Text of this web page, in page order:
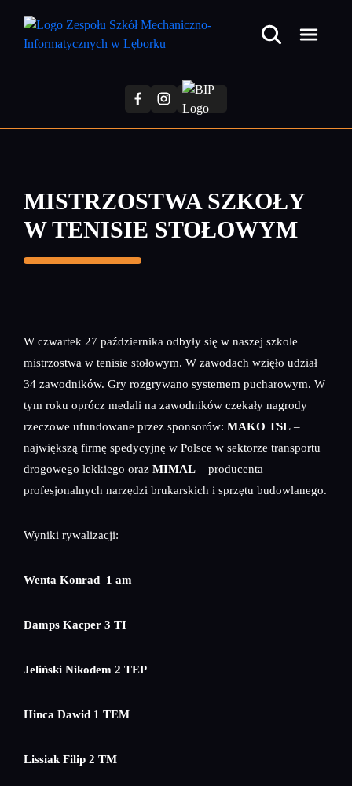
treści
MISTRZOSTWA SZKOŁY
W TENISIE STOŁOWYM
W czwartek 27 października odbyły się w naszej szkole
mistrzostwa w tenisie stołowym. W zawodach wzięło udział
34 zawodników. Gry rozgrywano systemem pucharowym. W
tym roku oprócz medali na zawodników czekały nagrody
rzeczowe ufundowane przez sponsorów: MAKO TSL –
największą firmę spedycyjnę w Polsce w sektorze transportu
drogowego lekkiego oraz MIMAL – producenta
profesjonalnych narzędzi brukarskich i sprzętu budowlanego.
Wyniki rywalizacji:
Wenta Konrad 1 am
Damps Kacper 3 TI
Jeliński Nikodem 2 TEP
Hinca Dawid 1 TEM
Lissiak Filip 2 TM